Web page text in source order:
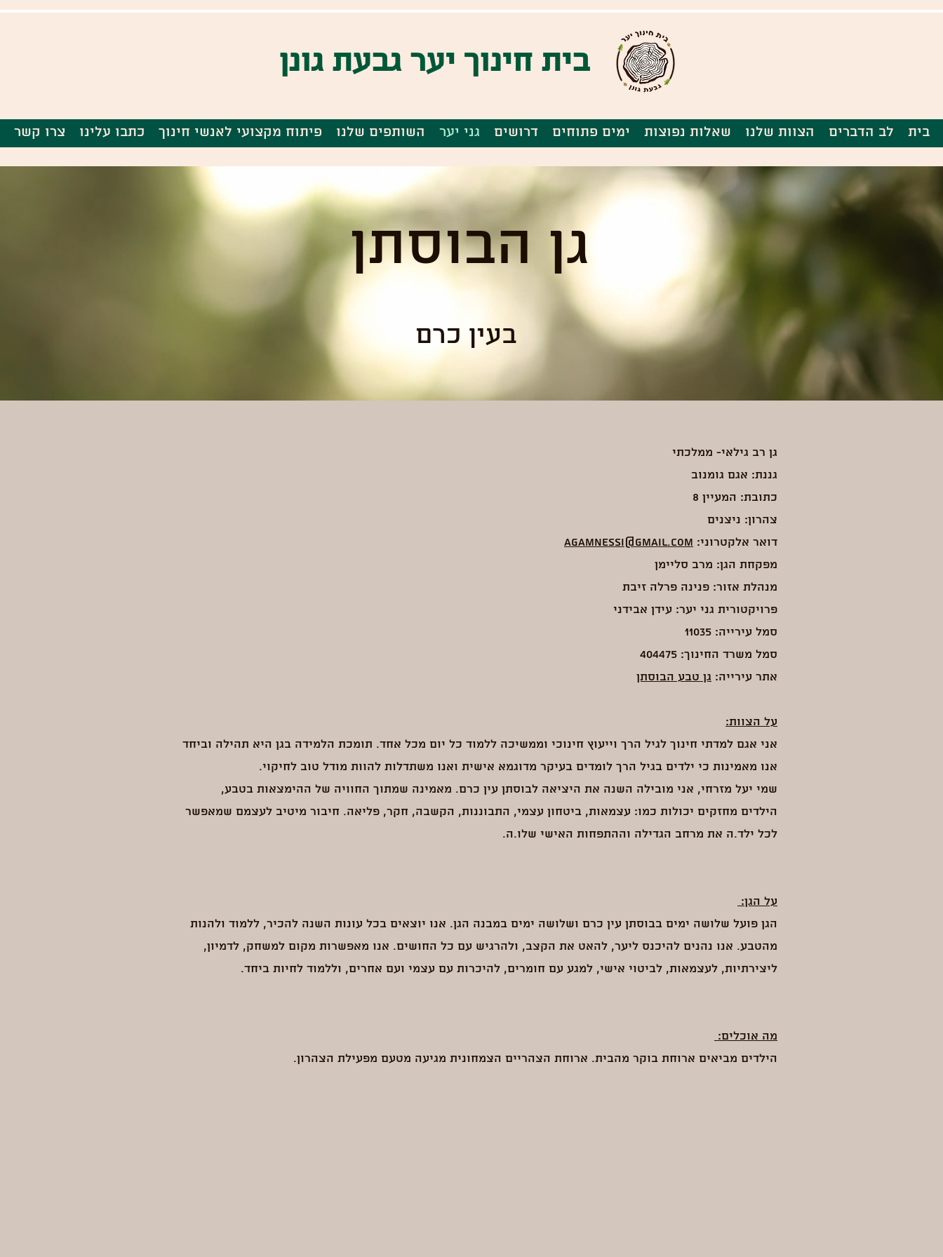
בית חינוך יער גבעת גונן
בית לב הדברים הצוות שלנו שאלות נפוצות ימים פתוחים דרושים גני יער השותפים שלנו פיתוח מקצועי לאנשי חינוך כתבו עלינו צרו קשר
גן הבוסתן
גן רב גילאי- ממלכתי
גננת: אגם גומנוב
כתובת: המעיין 8
צהרון: ניצנים
דואר אלקטרוני: Agamnessi@gmail.com
מפקחת הגן: מרב סליימן
מנהלת אזור: פנינה פרלה זיבת
פרויקטורית גני יער: עידן אבידני
סמל עירייה: 11035
סמל משרד החינוך: 404475
אתר עירייה: גן טבע הבוסתן
על הצוות:
אני אגם למדתי חינוך לגיל הרך וייעוץ חינוכי וממשיכה ללמוד כל יום מכל אחד. תומכת הלמידה בגן היא תהילה וביחד
אנו מאמינות כי ילדים בגיל הרך לומדים בעיקר מדוגמא אישית ואנו משתדלות להוות מודל טוב לחיקוי.
שמי יעל מזרחי, אני מובילה השנה את היציאה לבוסתן עין כרם. מאמינה שמתוך החוויה של ההימצאות בטבע,
הילדים מחזקים יכולות כמו: עצמאות, ביטחון עצמי, התבוננות, הקשבה, חקר, פליאה. חיבור מיטיב לעצמם שמאפשר
לכל ילד.ה את מרחב הגדילה וההתפחות האישי שלו.ה.
על הגן:
הגן פועל שלושה ימים בבוסתן עין כרם ושלושה ימים במבנה הגן. אנו יוצאים בכל עונות השנה להכיר, ללמוד ולהנות
מהטבע. אנו נהנים להיכנס ליער, להאט את הקצב, ולהרגיש עם כל החושים. אנו מאפשרות מקום למשחק, לדמיון,
ליצירתיות, לעצמאות, לביטוי אישי, למגע עם חומרים, להיכרות עם עצמי ועם אחרים, וללמוד לחיות ביחד.
מה אוכלים:
הילדים מביאים ארוחת בוקר מהבית. ארוחת הצהריים הצמחונית מגיעה מטעם מפעילת הצהרון.